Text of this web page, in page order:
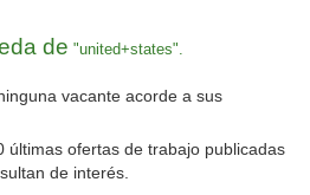
de "united+states".
vacante acorde a sus
últimas ofertas de trabajo publicadas
de interés.